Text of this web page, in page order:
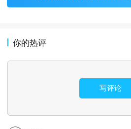
你的热评
写评论